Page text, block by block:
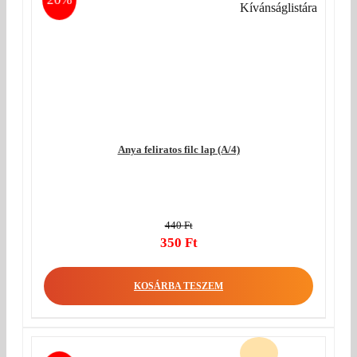
Anya feliratos filc lap (A/4)
440Ft
Original
was:
350 Ft
price
KOSÁRBA TESZEM
Kívánságlistára